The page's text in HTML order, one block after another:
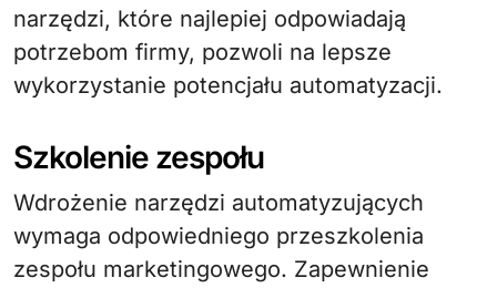
narzędzi, które najlepiej odpowiadają
potrzebom firmy, pozwoli na lepsze
wykorzystanie potencjału automatyzacji.
Szkolenie zespołu
Wdrożenie narzędzi automatyzujących
wymaga odpowiedniego przeszkolenia
zespołu marketingowego. Zapewnienie